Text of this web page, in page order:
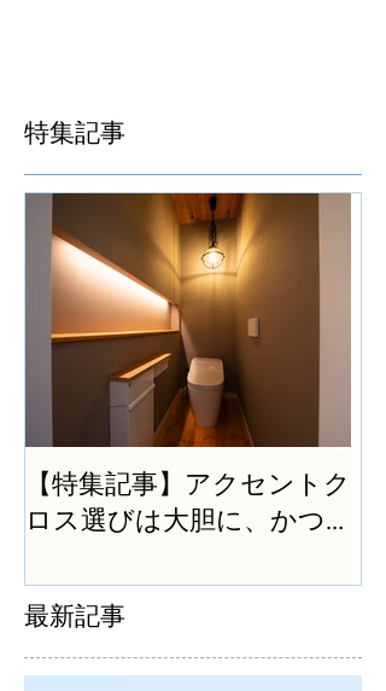
特集記事
【特集記事】アクセントク
ロス選びは大胆に、かつ
最新記事